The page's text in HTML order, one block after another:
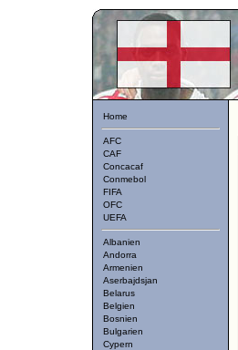
Home
AFC
CAF
Concacaf
Conmebol
FIFA
OFC
UEFA
Albanien
Andorra
Armenien
Aserbajdsjan
Belarus
Belgien
Bosnien
Bulgarien
Cypern